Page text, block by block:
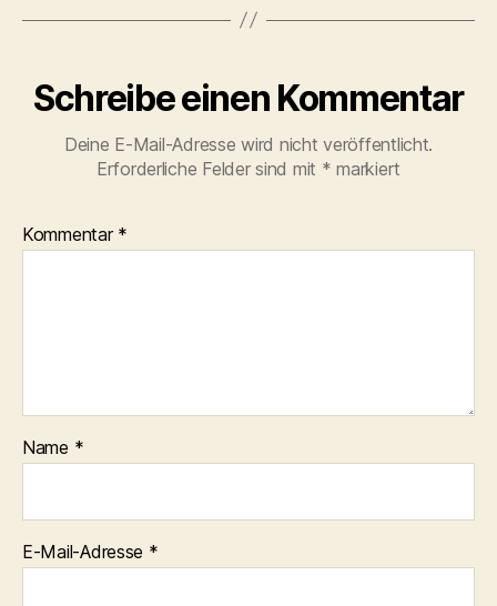
Schreibe einen Kommentar
Deine E-Mail-Adresse wird nicht veröffentlicht.
Erforderliche Felder sind mit * markiert
Kommentar *
Name *
E-Mail-Adresse *